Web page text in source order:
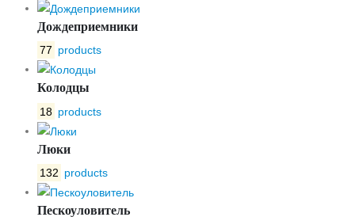
Дождеприемники
77 products
Колодцы
18 products
Люки
132 products
Пескоуловитель